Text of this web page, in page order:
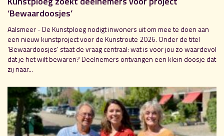
‘Bewaardoosjes’
Aalsmeer - De Kunstploeg nodigt inwoners uit om mee te doen aan
een nieuw kunstproject voor de Kunstroute 2026. Onder de titel
‘Bewaardoosjes' staat de vraag centraal: wat is voor jou zo waardevol
dat je het wilt bewaren? Deelnemers ontvangen een klein doosje dat
zij naar...